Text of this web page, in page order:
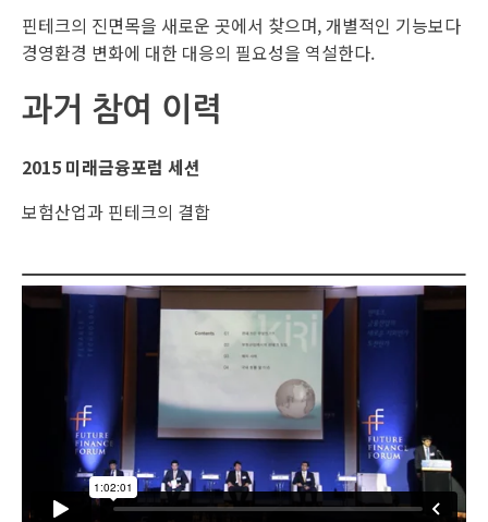
핀테크의 진면목을 새로운 곳에서 찾으며, 개별적인 기능보다
경영환경 변화에 대한 대응의 필요성을 역설한다.
과거 참여 이력
2015 미래금융포럼 세션
보험산업과 핀테크의 결합